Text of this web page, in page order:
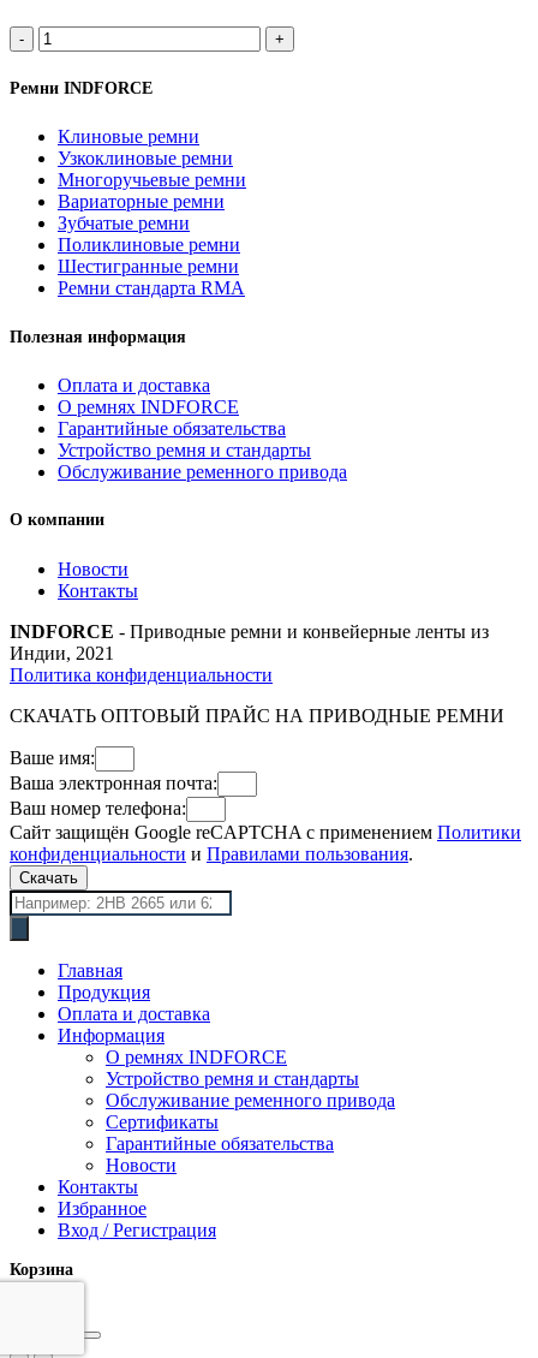
A
1250Li/
1280Lp
ремень
INDFORCE
Strongest
quantity
Ремни INDFORCE
Клиновые ремни
Узкоклиновые ремни
Многоручьевые ремни
Вариаторные ремни
Зубчатые ремни
Поликлиновые ремни
Шестигранные ремни
Ремни стандарта RMA
Полезная информация
Оплата и доставка
О ремнях INDFORCE
Гарантийные обязательства
Устройство ремня и стандарты
Обслуживание ременного привода
О компании
Новости
Контакты
INDFORCE - Приводные ремни и конвейерные ленты из
Индии, 2021
Политика конфиденциальности
СКАЧАТЬ ОПТОВЫЙ ПРАЙС НА ПРИВОДНЫЕ РЕМНИ
Ваше имя:
Ваша электронная почта:
Ваш номер телефона:
Сайт защищён Google reCAPTCHA с применением Политики
конфиденциальности и Правилами пользования.
Скачать
Поиск
товаров
Главная
Продукция
Оплата и доставка
Информация
О ремнях INDFORCE
Устройство ремня и стандарты
Обслуживание ременного привода
Сертификаты
Гарантийные обязательства
Новости
Контакты
Избранное
Вход / Регистрация
Корзина